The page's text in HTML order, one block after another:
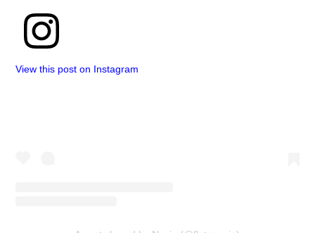
View this post on Instagram